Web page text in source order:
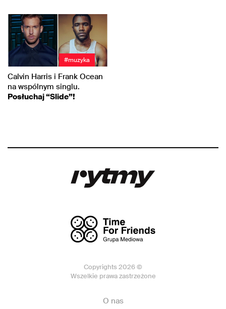
#muzyka
Calvin Harris i Frank Ocean
na wspólnym singlu.
Posłuchaj “Slide”!
Copyrights 2026 ©
Wszelkie prawa zastrzeżone
O nas